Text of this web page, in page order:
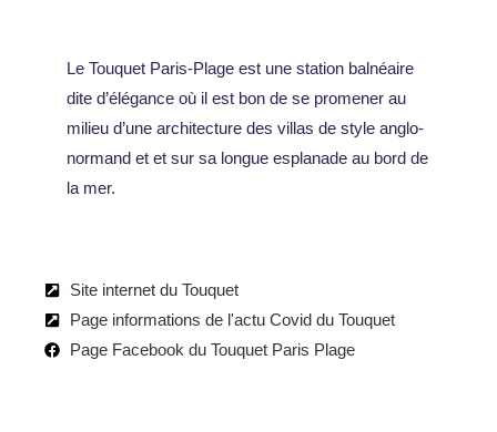
Le Touquet Paris-Plage est une station balnéaire
dite d’élégance où il est bon de se promener au
milieu d’une architecture des villas de style anglo-
normand et et sur sa longue esplanade au bord de
la mer.
Site internet du Touquet
Page informations de l'actu Covid du Touquet
Page Facebook du Touquet Paris Plage